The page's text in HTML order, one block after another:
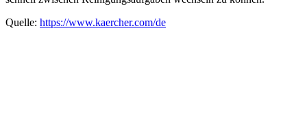
Quelle: https://www.kaercher.com/de